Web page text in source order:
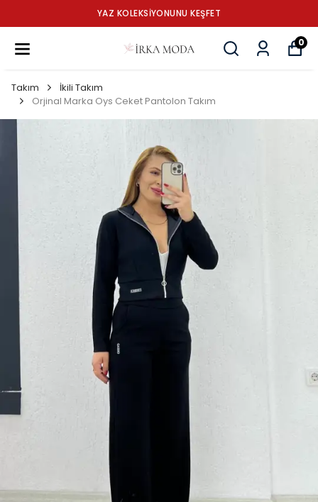
YAZ KOLEKSİYONUNU KEŞFET
0
Takım
İkili Takım
Orjinal Marka Oys Ceket Pantolon Takım